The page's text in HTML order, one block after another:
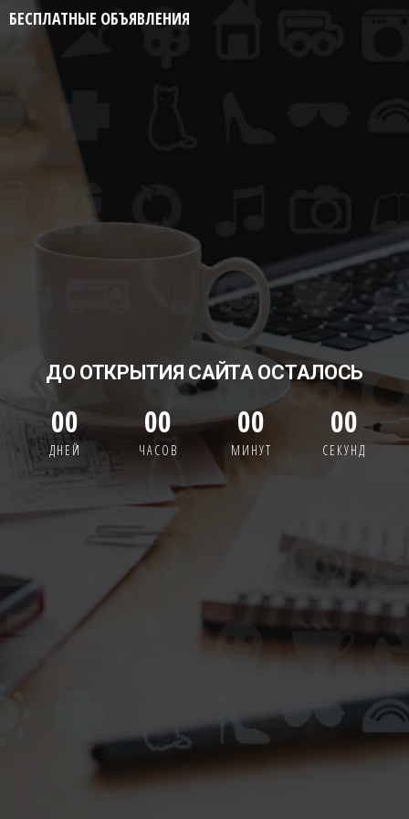
БЕСПЛАТНЫЕ ОБЪЯВЛЕНИЯ
ДО ОТКРЫТИЯ САЙТА ОСТАЛОСЬ
00
ДНЕЙ
00
ЧАСОВ
00
МИНУТ
00
СЕКУНД